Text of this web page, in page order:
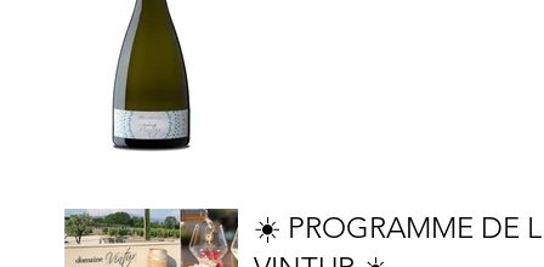
☀️ PROGRAMME DE